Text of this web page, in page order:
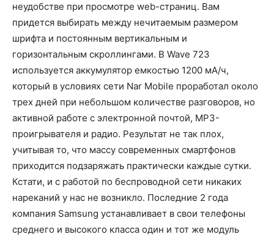
неудобстве при просмотре web-страниц. Вам
придется выбирать между нечитаемым размером
шрифта и постоянным вертикальным и
горизонтальным скроллингами. В Wave 723
используется аккумулятор емкостью 1200 мА/ч,
который в условиях сети Nar Mobile проработал около
трех дней при небольшом количестве разговоров, но
активной работе с электронной почтой, MP3-
проигрывателя и радио. Результат не так плох,
учитывая то, что массу современных смартфонов
приходится подзаряжать практически каждые сутки.
Кстати, и с работой по беспроводной сети никаких
нареканий у нас не возникло. Последние 2 года
компания Samsung устанавливает в свои телефоны
среднего и высокого класса один и тот же модуль